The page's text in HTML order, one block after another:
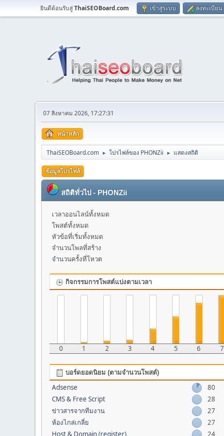
ยินดีต้อนรับสู่ThaiSEOBoard.com เข้าสู่ระบบ ลงทะเบียน
07 สิงหาคม 2026, 17:27:31
หน้าหลัก
ThaiSEOBoard.com ► โปรไฟล์ของ PHONZii ► แสดงสถิติ
ข้อมูลโปรไฟล์
สถิติทั่วไป - PHONZii
เวลาออนไลน์ทั้งหมด
โพสต์ทั้งหมด
หัวข้อที่เริ่มทั้งหมด
จำนวนโพลที่สร้าง
จำนวนครั้งที่โหวต
กิจกรรมการโพสต์แบ่งตามเวลา
0 1 2 3 4 5 6 7
บอร์ดยอดนิยม (ตามจำนวนโพสต์)
Adsense
80
CMS & Free Script
28
ข่าวสารจากทีมงาน
27
ห้องไกล่เกลี่ย
27
Host & Domain (register)
24